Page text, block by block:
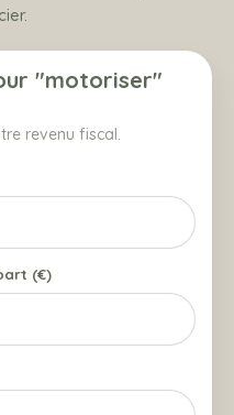
"motoriser"
revenu fiscal.
(€)